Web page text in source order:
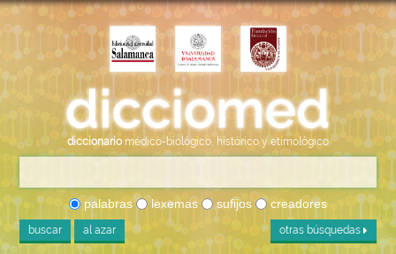
diccionario médico-biológico, histórico y etimológico
palabras lexemas sufijos creadores
buscar al azar otras búsquedas